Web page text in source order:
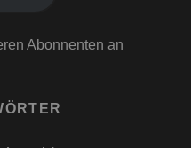
Abonnenten an